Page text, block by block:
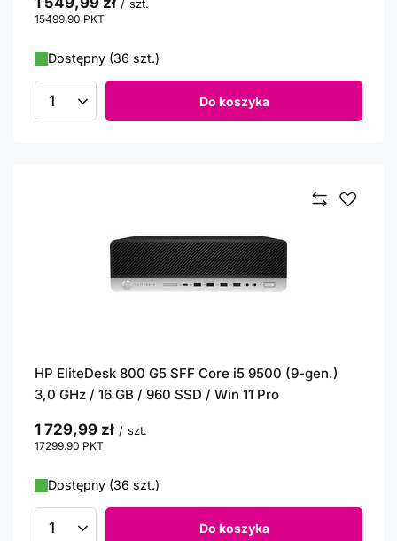
/ szt.
15499.90 PKT
Dostępny (36 szt.)
Ilość produktów Do koszyka
HP EliteDesk 800 G5 SFF Core i5 9500 (9-gen.)
3,0 GHz / 16 GB / 960 SSD / Win 11 Pro
1 729,99 zł / szt.
17299.90 PKT
Dostępny (36 szt.)
Ilość produktów Do koszyka